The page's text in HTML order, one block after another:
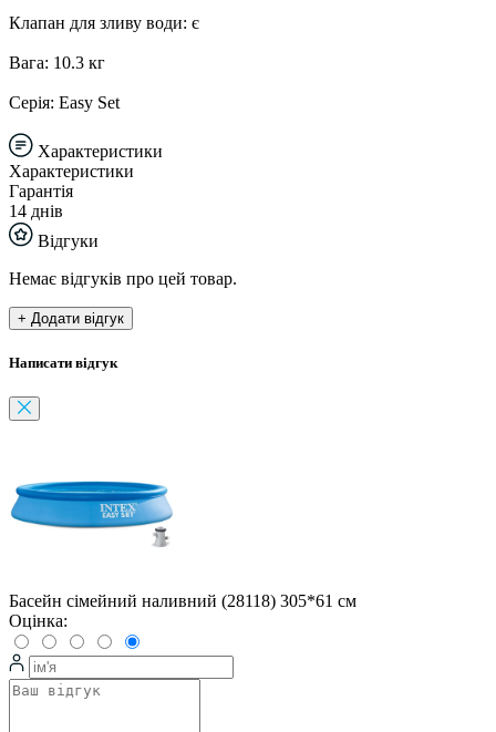
Клапан для зливу води: є
Вага: 10.3 кг
Серія: Easy Set
Характеристики
Характеристики
Гарантія
14 днів
Відгуки
Немає відгуків про цей товар.
+ Додати відгук
Написати відгук
Басейн сімейний наливний (28118) 305*61 см
Оцінка: